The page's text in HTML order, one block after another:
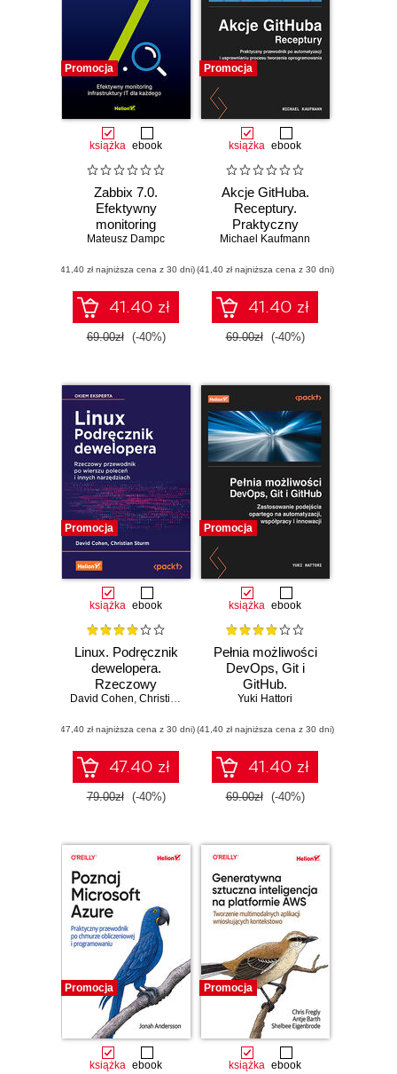
Promocja
książka ebook
Zabbix 7.0.
Efektywny
monitoring
infrastruktury IT dla
Mateusz Dampc
(41,40 zł najniższa cena z 30 dni)
41.40 zł
69.00zł (-40%)
Promocja
książka ebook
Akcje GitHuba.
Receptury.
Praktyczny
przewodnik po
usprawnianiu
procesu tworzenia
oprogramowania
Michael Kaufmann
(41,40 zł najniższa cena z 30 dni)
41.40 zł
69.00zł (-40%)
Promocja
książka ebook
Linux. Podręcznik
dewelopera.
Rzeczowy
przewodnik po
innych
narzędziach
David Cohen, Christian Sturm
(47,40 zł najniższa cena z 30 dni)
47.40 zł
79.00zł (-40%)
Promocja
książka ebook
Pełnia możliwości
DevOps, Git i
GitHub.
Zastosowanie
na automatyzacji,
współpracy i
innowacji
Yuki Hattori
(41,40 zł najniższa cena z 30 dni)
41.40 zł
69.00zł (-40%)
Promocja
książka ebook
Promocja
książka ebook